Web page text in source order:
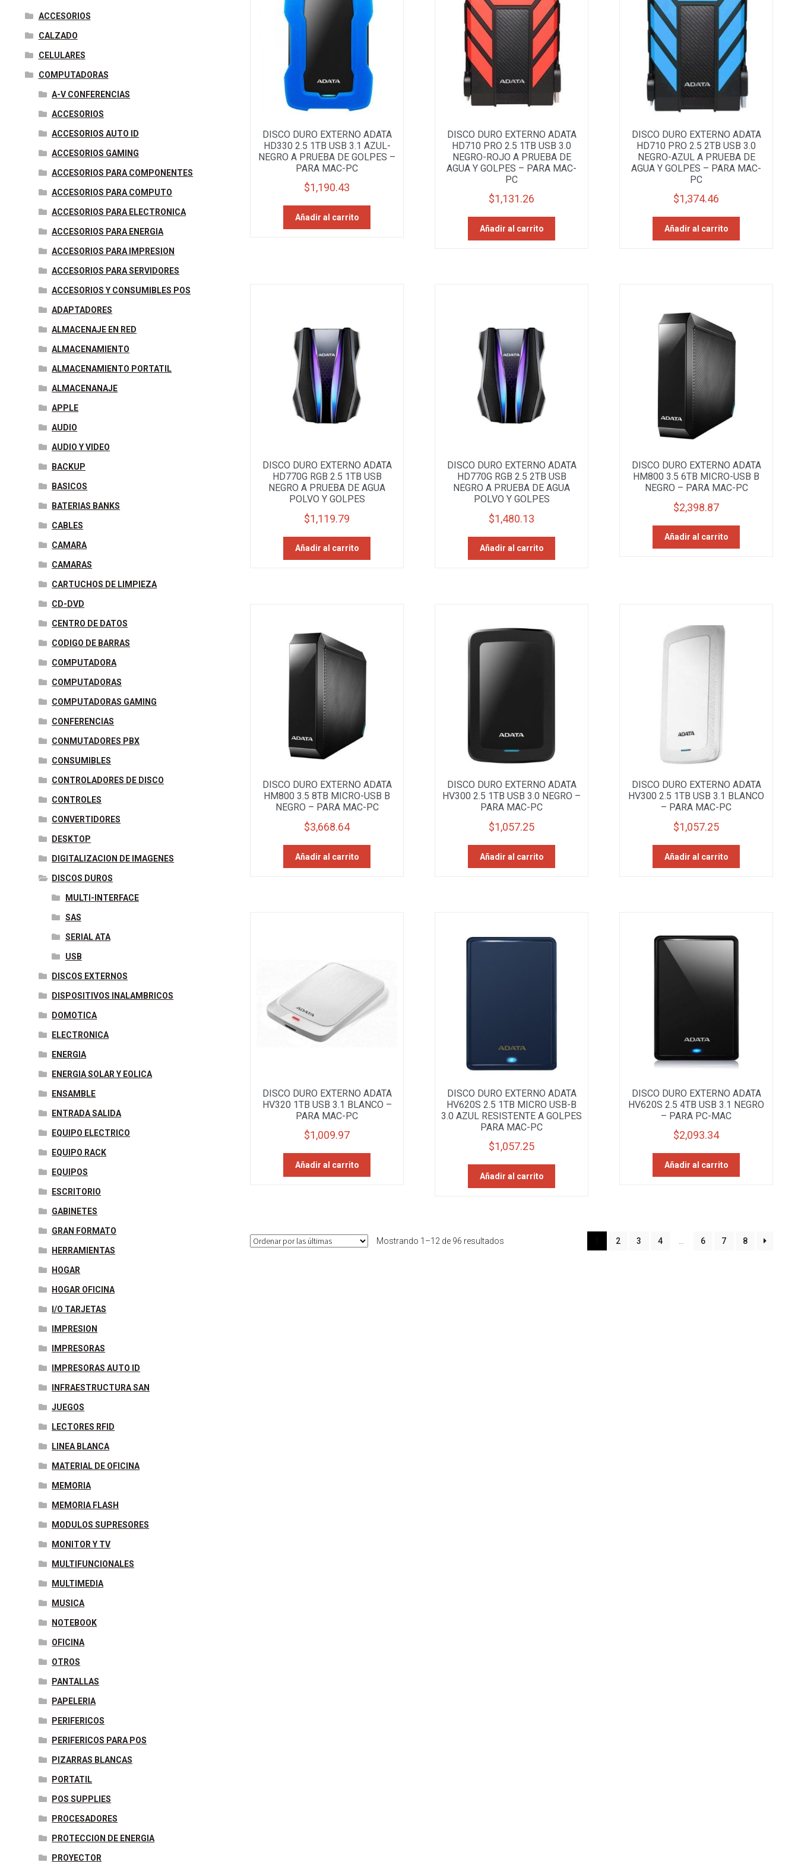
DISCO DURO EXTERNO ADATA
HD330 2.5 1TB USB 3.1 AZUL-
NEGRO A PRUEBA DE GOLPES –
PARA MAC-PC
$1,190.43
Añadir al carrito
DISCO DURO EXTERNO ADATA
HD710 PRO 2.5 1TB USB 3.0
NEGRO-ROJO A PRUEBA DE
AGUA Y GOLPES – PARA MAC-
PC
$1,131.26
Añadir al carrito
DISCO DURO EXTERNO ADATA
HD710 PRO 2.5 2TB USB 3.0
NEGRO-AZUL A PRUEBA DE
AGUA Y GOLPES – PARA MAC-
PC
$1,374.46
Añadir al carrito
DISCO DURO EXTERNO ADATA
HD770G RGB 2.5 1TB USB
NEGRO A PRUEBA DE AGUA
POLVO Y GOLPES
$1,119.79
Añadir al carrito
DISCO DURO EXTERNO ADATA
HD770G RGB 2.5 2TB USB
NEGRO A PRUEBA DE AGUA
POLVO Y GOLPES
$1,480.13
Añadir al carrito
DISCO DURO EXTERNO ADATA
HM800 3.5 6TB MICRO-USB B
NEGRO – PARA MAC-PC
$2,398.87
Añadir al carrito
DISCO DURO EXTERNO ADATA
HM800 3.5 8TB MICRO-USB B
NEGRO – PARA MAC-PC
$3,668.64
Añadir al carrito
DISCO DURO EXTERNO ADATA
HV300 2.5 1TB USB 3.0 NEGRO –
PARA MAC-PC
$1,057.25
Añadir al carrito
DISCO DURO EXTERNO ADATA
HV300 2.5 1TB USB 3.1 BLANCO
– PARA MAC-PC
$1,057.25
Añadir al carrito
DISCO DURO EXTERNO ADATA
HV320 1TB USB 3.1 BLANCO –
PARA MAC-PC
$1,009.97
Añadir al carrito
DISCO DURO EXTERNO ADATA
HV620S 2.5 1TB MICRO USB-B
3.0 AZUL RESISTENTE A GOLPES
PARA MAC-PC
$1,057.25
Añadir al carrito
DISCO DURO EXTERNO ADATA
HV620S 2.5 4TB USB 3.1 NEGRO
– PARA PC-MAC
$2,093.34
Añadir al carrito
Mostrando 1–12 de 96 resultados 2 3 4 6 7 8
o
e
r
ACCESORIOS
CALZADO
CELULARES
COMPUTADORAS
A-V CONFERENCIAS
ACCESORIOS
ACCESORIOS AUTO ID
ACCESORIOS GAMING
ACCESORIOS PARA COMPONENTES
ACCESORIOS PARA COMPUTO
ACCESORIOS PARA ELECTRONICA
ACCESORIOS PARA ENERGIA
ACCESORIOS PARA IMPRESION
ACCESORIOS PARA SERVIDORES
ACCESORIOS Y CONSUMIBLES POS
ADAPTADORES
ALMACENAJE EN RED
ALMACENAMIENTO
ALMACENAMIENTO PORTATIL
ALMACENANAJE
APPLE
AUDIO
AUDIO Y VIDEO
BACKUP
BASICOS
BATERIAS BANKS
CABLES
CAMARA
CAMARAS
CARTUCHOS DE LIMPIEZA
CD-DVD
CENTRO DE DATOS
CODIGO DE BARRAS
COMPUTADORA
COMPUTADORAS
COMPUTADORAS GAMING
CONFERENCIAS
CONMUTADORES PBX
CONSUMIBLES
CONTROLADORES DE DISCO
CONTROLES
CONVERTIDORES
DESKTOP
DIGITALIZACION DE IMAGENES
DISCOS DUROS
MULTI-INTERFACE
SAS
SERIAL ATA
USB
DISCOS EXTERNOS
DISPOSITIVOS INALAMBRICOS
DOMOTICA
ELECTRONICA
ENERGIA
ENERGIA SOLAR Y EOLICA
ENSAMBLE
ENTRADA SALIDA
EQUIPO ELECTRICO
EQUIPO RACK
EQUIPOS
ESCRITORIO
GABINETES
GRAN FORMATO
HERRAMIENTAS
HOGAR
HOGAR OFICINA
I/O TARJETAS
IMPRESION
IMPRESORAS
IMPRESORAS AUTO ID
INFRAESTRUCTURA SAN
JUEGOS
LECTORES RFID
LINEA BLANCA
MATERIAL DE OFICINA
MEMORIA
MEMORIA FLASH
MODULOS SUPRESORES
MONITOR Y TV
MULTIFUNCIONALES
MULTIMEDIA
MUSICA
NOTEBOOK
OFICINA
OTROS
PANTALLAS
PAPELERIA
PERIFERICOS
PERIFERICOS PARA POS
PIZARRAS BLANCAS
PORTATIL
POS SUPPLIES
PROCESADORES
PROTECCION DE ENERGIA
PROYECTOR